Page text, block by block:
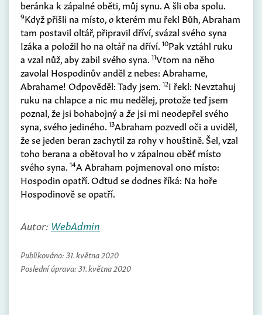
beránka k zápalné oběti, můj synu. A šli oba spolu.
9Když přišli na místo,o kterém mu řekl Bůh, Abraham
tam postavil oltář, připravil dříví, svázal svého syna
Izáka a položil ho na oltář na dříví. 10Pak vztáhl ruku
a vzal nůž, aby zabil svého syna. 11Vtom na něho
zavolal Hospodinův anděl z nebes: Abrahame,
Abrahame! Odpověděl: Tady jsem. 12I řekl: Nevztahuj
ruku na chlapce a nic mu nedělej, protože teď jsem
poznal, že jsi bohabojný a že jsi mi neodepřel svého
syna, svého jediného. 13Abraham pozvedl oči a uviděl,
že se jeden beran zachytil za rohy v houštině. Šel, vzal
toho berana a obětoval ho v zápalnou oběť místo
svého syna. 14A Abraham pojmenoval ono místo:
Hospodin opatří. Odtud se dodnes říká: Na hoře
Hospodinově se opatří.
Autor: WebAdmin
Publikováno: 31. května 2020
Poslední úprava: 31. května 2020